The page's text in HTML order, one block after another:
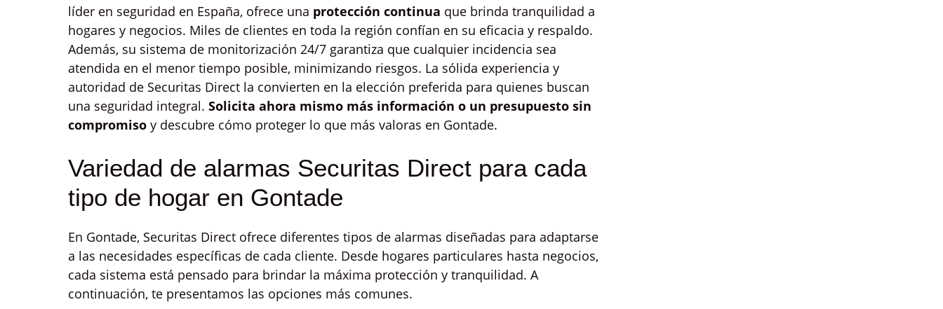
líder en seguridad en España, ofrece una protección continua que brinda tranquilidad a
hogares y negocios. Miles de clientes en toda la región confían en su eficacia y respaldo.
Además, su sistema de monitorización 24/7 garantiza que cualquier incidencia sea
atendida en el menor tiempo posible, minimizando riesgos. La sólida experiencia y
autoridad de Securitas Direct la convierten en la elección preferida para quienes buscan
una seguridad integral. Solicita ahora mismo más información o un presupuesto sin
compromiso y descubre cómo proteger lo que más valoras en Gontade.
Variedad de alarmas Securitas Direct para cada
tipo de hogar en Gontade
En Gontade, Securitas Direct ofrece diferentes tipos de alarmas diseñadas para adaptarse
a las necesidades específicas de cada cliente. Desde hogares particulares hasta negocios,
cada sistema está pensado para brindar la máxima protección y tranquilidad. A
continuación, te presentamos las opciones más comunes.